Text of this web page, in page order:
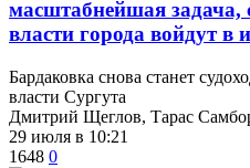
масштабнейшая задача,
власти города войдут в
​Бардаковка снова станет
власти Сургута
Дмитрий Щеглов, Тарас
29 июля в 10:21
1648 0